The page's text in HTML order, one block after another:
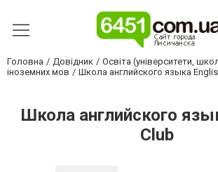
Головна Довідник Освіта (університети,
іноземних мов
Школа английского языка
Школа английского
Club